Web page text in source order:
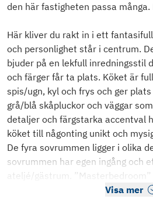
den här fastigheten passa
Här kliver du rakt in i ett
och personlighet står i centrum.
bjuder på en lekfull inredningsstil
och färger får ta plats. Köket är
spis/ugn, kyl och frys och ger
grå/blå skåpluckor och väggar
detaljer och färgstarka accentval
köket till någonting unikt och
De fyra sovrummen ligger i olika
sovrummen har egen ingång och
ateljé/gästrum. ”Masterbedroom”
Visa mer